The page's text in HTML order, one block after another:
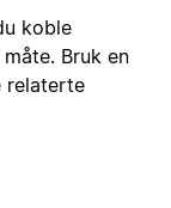
koble
Bruk en
relaterte